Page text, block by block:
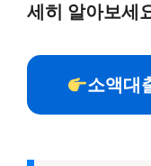
세히 알아보세
소액대